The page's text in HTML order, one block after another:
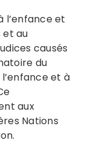
l’enfance et
et au
causés
du
et à
aux
Nations